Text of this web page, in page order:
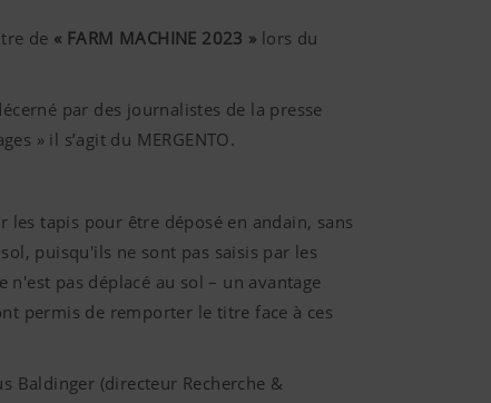
de « FARM MACHINE 2023 » lors du
par des journalistes de la presse
» il s’agit du MERGENTO.
les tapis pour être déposé en andain, sans
puisqu'ils ne sont pas saisis par les
pas déplacé au sol – un avantage
permis de remporter le titre face à ces
Baldinger (directeur Recherche &